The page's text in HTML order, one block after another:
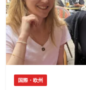
国際・欧州